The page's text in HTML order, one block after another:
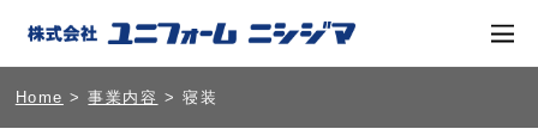
Home >事業内容 > 寝装